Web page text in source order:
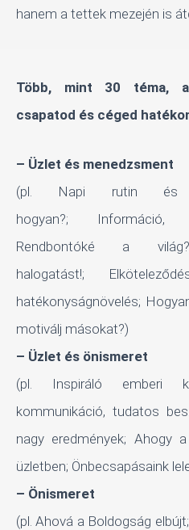
hanem a tettek mezején is
Több, mint 30 téma,
csapatod és céged
– Üzlet és menedzsment
(pl. Napi rutin és
hogyan?; Információ,
Rendbontóké a
halogatást!;
hatékonyságnövelés;
motiválj másokat?)
– Üzlet és önismeret
(pl. Inspiráló emberi
kommunikáció, tudatos
nagy eredmények; Ahogy
üzletben; Önbecsapásaink
– Önismeret
(pl. Ahová a Boldogság